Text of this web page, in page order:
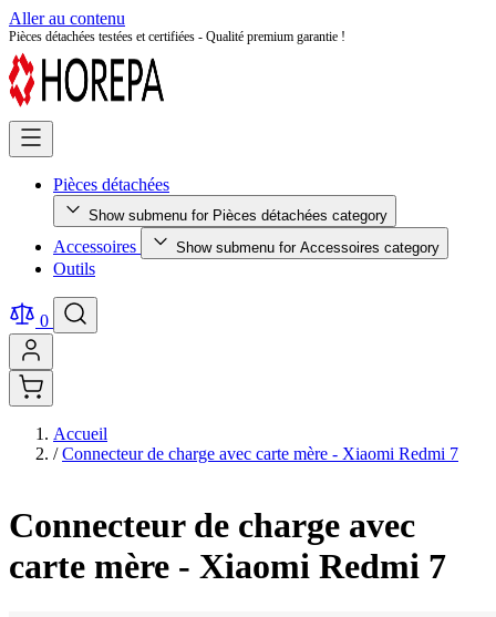
Aller au contenu
Retour facile sous 14 jours - Achetez en toute sérénité !
Pièces détachées
Show submenu for Pièces détachées category
Accessoires Show submenu for Accessoires category
Outils
0
Accueil
/ Connecteur de charge avec carte mère - Xiaomi Redmi 7
Connecteur de charge avec
carte mère - Xiaomi Redmi 7